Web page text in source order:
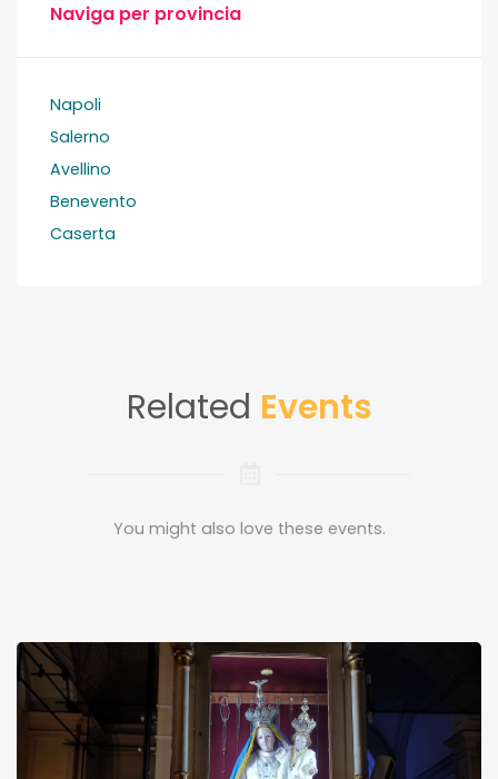
Naviga per provincia
Napoli
Salerno
Avellino
Benevento
Caserta
Related Events
You might also love these events.